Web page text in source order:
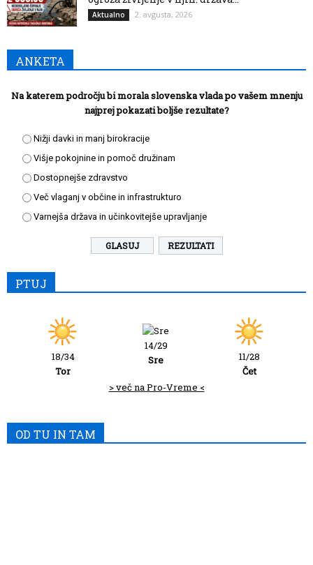
Aktualno 2. avgusta, 2026
ANKETA
Na katerem področju bi morala slovenska vlada po vašem mnenju
najprej pokazati boljše rezultate?
Nižji davki in manj birokracije
Višje pokojnine in pomoč družinam
Dostopnejše zdravstvo
Več vlaganj v občine in infrastrukturo
Varnejša država in učinkovitejše upravljanje
REZULTATI
PTUJ
18/34
Tor
14/29
Sre
11/28
Čet
> več na Pro-Vreme <
OD TU IN TAM